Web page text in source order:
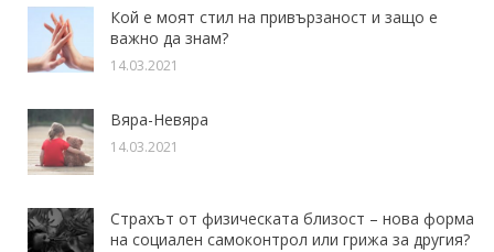
Кой е моят стил на привързаност и защо е
важно да знам?
14.03.2021
Вяра-Невяра
14.03.2021
Страхът от физическата близост – нова форма
на социален самоконтрол или грижа за другия?